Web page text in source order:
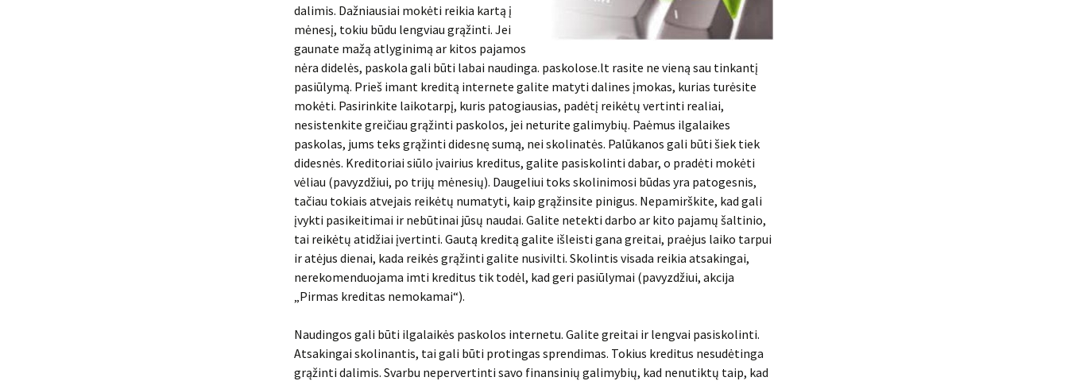
dalimis. Dažniausiai mokėti reikia kartą į
mėnesį, tokiu būdu lengviau grąžinti. Jei
gaunate mažą atlyginimą ar kitos pajamos
nėra didelės, paskola gali būti labai naudinga. paskolose.lt rasite ne vieną sau tinkantį
pasiūlymą. Prieš imant kreditą internete galite matyti dalines įmokas, kurias turėsite
mokėti. Pasirinkite laikotarpį, kuris patogiausias, padėtį reikėtų vertinti realiai,
nesistenkite greičiau grąžinti paskolos, jei neturite galimybių. Paėmus ilgalaikes
paskolas, jums teks grąžinti didesnę sumą, nei skolinatės. Palūkanos gali būti šiek tiek
didesnės. Kreditoriai siūlo įvairius kreditus, galite pasiskolinti dabar, o pradėti mokėti
vėliau (pavyzdžiui, po trijų mėnesių). Daugeliui toks skolinimosi būdas yra patogesnis,
tačiau tokiais atvejais reikėtų numatyti, kaip grąžinsite pinigus. Nepamirškite, kad gali
įvykti pasikeitimai ir nebūtinai jūsų naudai. Galite netekti darbo ar kito pajamų šaltinio,
tai reikėtų atidžiai įvertinti. Gautą kreditą galite išleisti gana greitai, praėjus laiko tarpui
ir atėjus dienai, kada reikės grąžinti galite nusivilti. Skolintis visada reikia atsakingai,
nerekomenduojama imti kreditus tik todėl, kad geri pasiūlymai (pavyzdžiui, akcija
„Pirmas kreditas nemokamai“).
Naudingos gali būti ilgalaikės paskolos internetu. Galite greitai ir lengvai pasiskolinti.
Atsakingai skolinantis, tai gali būti protingas sprendimas. Tokius kreditus nesudėtinga
grąžinti dalimis. Svarbu nepervertinti savo finansinių galimybių, kad nenutiktų taip, kad